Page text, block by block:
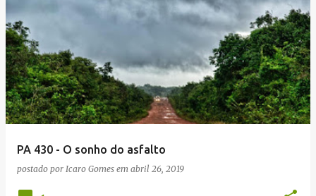
PA 430 - O sonho do asfalto
postado por Icaro Gomes em abril 26, 2019